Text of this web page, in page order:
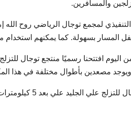
والمسافرين.
لمجمع توجال الرياضي روح الله
المسار بسهولة. كما يمكنهم استخدام
من اليوم افتتحنا رسميًا منتجع توجال
يقع منتجع